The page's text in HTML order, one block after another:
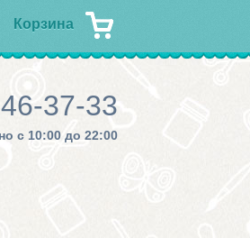
Корзина
46-37-33
с 10:00 до 22:00